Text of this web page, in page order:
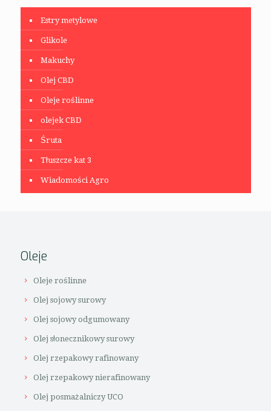
Estry metylowe
Glikole
Makuchy
Olej CBD
Oleje roślinne
olejek CBD
Śruta
Tłuszcze kat 3
Wiadomości Agro
Oleje
Oleje roślinne
Olej sojowy surowy
Olej sojowy odgumowany
Olej słonecznikowy surowy
Olej rzepakowy rafinowany
Olej rzepakowy nierafinowany
Olej posmażalniczy UCO